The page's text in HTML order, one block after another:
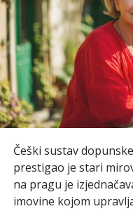
Češki sustav
prestigao je stari
na pragu je
imovine kojom